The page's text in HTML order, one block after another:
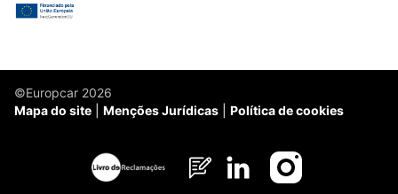
©Europcar 2026
Mapa do site
Menções Jurídicas Política de cookies